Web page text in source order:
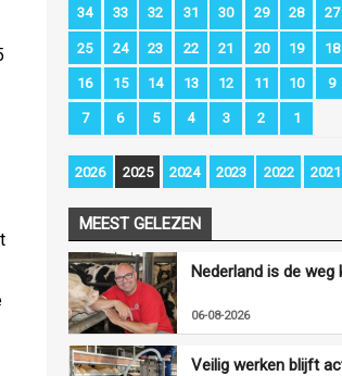
34 33 32 31 30 29 28 27
25 24 23 22 21 20 19 18
16 15 14 13 12 11 10 9
7 6 5 4 3 2 1
2026 2025 2024 2023 2022 2021
MEEST GELEZEN
Nederland is de weg
06-08-2026
Veilig werken blijft